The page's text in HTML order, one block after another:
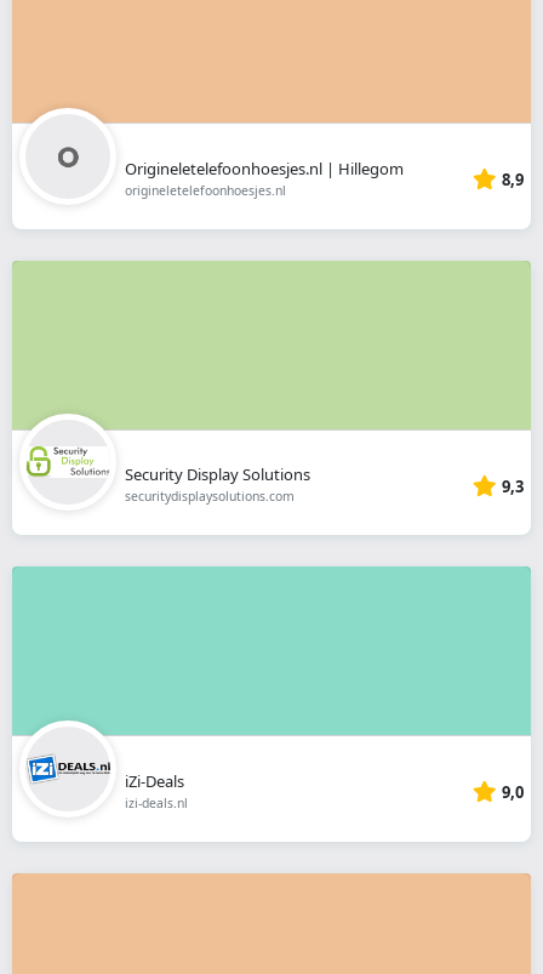
Origineletelefoonhoesjes.nl | Hillegom
origineletelefoonhoesjes.nl 8,9
Security Display Solutions
securitydisplaysolutions.com 9,3
iZi-Deals
izi-deals.nl 9,0